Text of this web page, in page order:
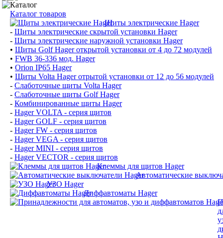
Каталог
Каталог товаров
Щиты электрические Hager
- Щиты электрические скрытой установки Hager
- Щиты электрические наружной установки Hager
• Щиты Golf Hager открытой установки от 4 до 72 модулей
• FWB 36-336 мод. Hager
• Orion IP65 Hager
• Щиты Volta Hager отрытой установки от 12 до 56 модулей
- Слаботочные щиты Volta Hager
- Слаботочные щиты Golf Hager
- Комбинированные щиты Hager
- Hager VOLTA - серия щитов
- Hager GOLF - серия щитов
- Hager FW - серия щитов
- Hager VEGA - серия щитов
- Hager MINI - серия щитов
- Hager VECTOR - серия щитов
Клеммы для щитов Hager
Автоматические
УЗО Hager
Диффавтоматы Hager